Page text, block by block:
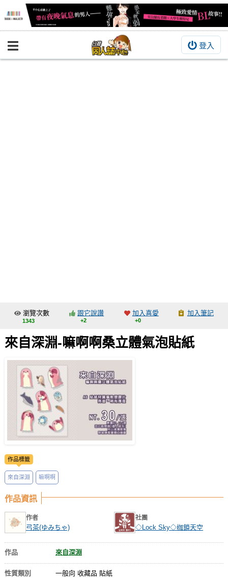
登入
BOOKY書集倉庫
交流中心
攤位轉讓區
會員中心
註冊會員
登入
瀏覽次數
1343
跟它說讚
+2
加入喜愛
+0
加入筆記
來自深淵-嘛啊啊桑立體氣泡貼紙
作品標籤
來自深淵 嘛啊啊
作品資訊
作者
弓茶(ゆみちゃ)
社團
◇Lock Sky◇枷鎖天空
作品 來自深淵
性質類別 一般向 收藏品 貼紙